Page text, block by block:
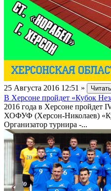
25 Августа 2016 12:51 » Читать
В Херсоне пройдет «Кубок
2016 года в Херсоне пройдет
ХОФУФ (Херсон-Николаев)
Организатор турнира -...